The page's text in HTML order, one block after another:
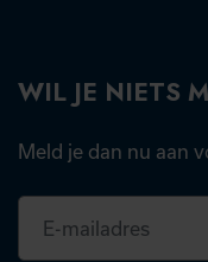
WIL JE NIETS
Meld je dan nu aan
mailadres